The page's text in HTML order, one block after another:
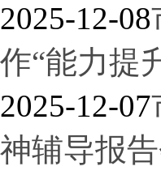
2025-12-08
作“能力提
2025-12-07
神辅导报